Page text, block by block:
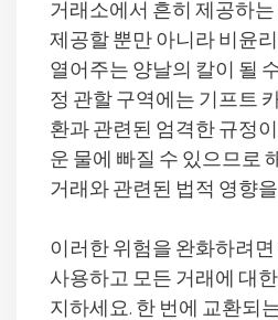
거래소에서 흔히 제공하
제공할 뿐만 아니라 비윤
열어주는 양날의 칼이 될
정 관할 구역에는 기프트
환과 관련된 엄격한 규정
운 물에 빠질 수 있으므로
거래와 관련된 법적 영향
이러한 위험을 완화하려
사용하고 모든 거래에 대
지하세요. 한 번에 교환되